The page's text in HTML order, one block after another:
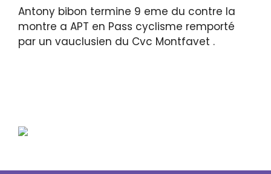
Antony bibon termine 9 eme du contre la
montre a APT en Pass cyclisme remporté
par un vauclusien du Cvc Montfavet .